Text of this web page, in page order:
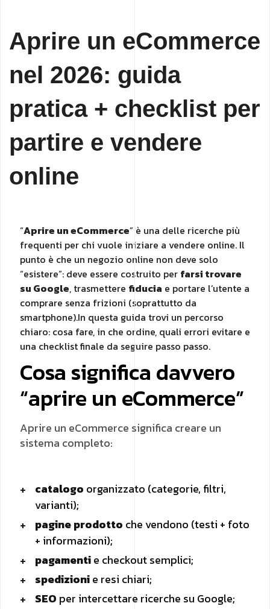
Aprire un eCommerce
nel 2026: guida
pratica + checklist per
partire e vendere
online
“Aprire un eCommerce” è una delle ricerche più
frequenti per chi vuole iniziare a vendere online. Il
punto è che un negozio online non deve solo
“esistere”: deve essere costruito per farsi trovare
su Google, trasmettere fiducia e portare l’utente a
comprare senza frizioni (soprattutto da
smartphone).In questa guida trovi un percorso
chiaro: cosa fare, in che ordine, quali errori evitare e
una checklist finale da seguire passo passo.
Cosa significa davvero
“aprire un eCommerce”
Aprire un eCommerce significa creare un
sistema completo:
catalogo organizzato (categorie, filtri,
varianti);
pagine prodotto che vendono (testi + foto
+ informazioni);
pagamentie checkout semplici;
spedizionie resi chiari;
SEO per intercettare ricerche su Google;